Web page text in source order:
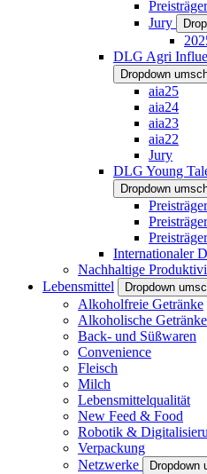
Jury
DLG Agri
Dropdown
aia25
aia24
aia23
aia22
Jury
DLG Young
Dropdown
Internationaler
Nachhaltige
Lebensmittel
Dropdown
Alkoholfreie Getränke
Alkoholische Getränke
Back- und Süßwaren
Convenience
Fleisch
Milch
Lebensmittelqualität
New Feed & Food
Robotik &
Verpackung
Netzwerke
Dropdown